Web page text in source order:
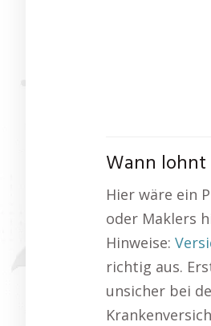
Wann
Hier wäre ein
oder Maklers
Hinweise:
richtig aus.
unsicher bei